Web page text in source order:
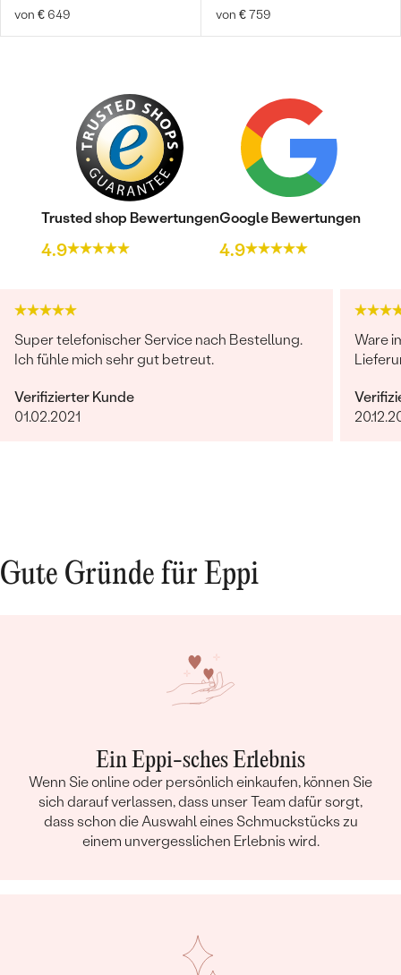
von € 649 von € 759
Trusted shop Bewertungen
4.9
Google Bewertungen
4.9
Super telefonischer Service nach Bestellung.
Ich fühle mich sehr gut betreut.
Verifizierter Kunde
01.02.2021
Ware
Gute Gründe für Eppi
Ein Eppi-sches Erlebnis
Wenn Sie online oder persönlich einkaufen, können Sie
sich darauf verlassen, dass unser Team dafür sorgt,
dass schon die Auswahl eines Schmuckstücks zu
einem unvergesslichen Erlebnis wird.